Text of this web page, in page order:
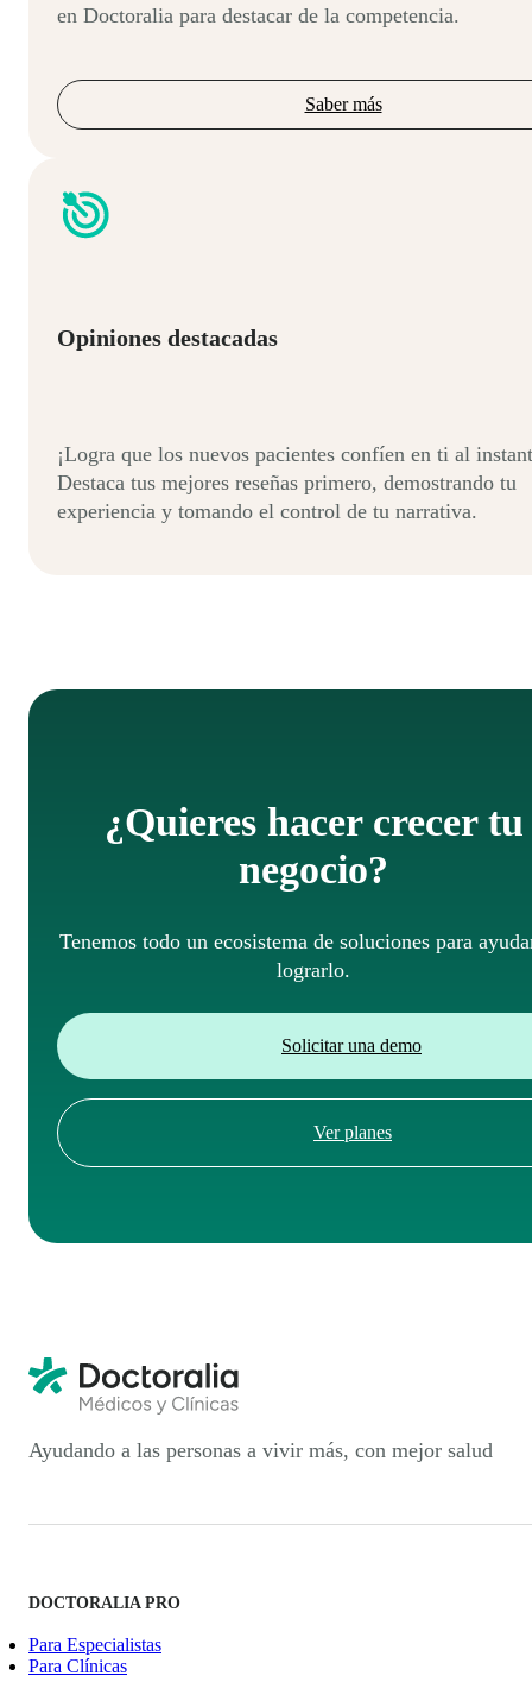
en Doctoralia para destacar de la competencia.
Saber más
Opiniones destacadas
¡Logra que los nuevos pacientes confíen en ti al
Destaca tus mejores reseñas primero, demostrando tu
experiencia y tomando el control de tu narrativa.
¿Quieres hacer crecer tu
negocio?
Tenemos todo un ecosistema de soluciones para
lograrlo.
Solicitar una demo
Ver planes
Ayudando a las personas a vivir más, con mejor salud
DOCTORALIA PRO
Para Especialistas
Para Clínicas